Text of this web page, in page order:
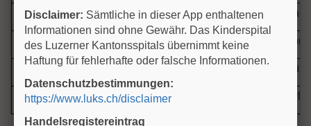
Hormonell GH
Hyperinsulinismus
Komplikationen bei DM Typ I
Intoxikation/ Metabolismus
Disclaimer: Sämtliche in dieser App enthaltenen
Informationen sind ohne Gewähr. Das Kinderspital
des Luzerner Kantonsspitals übernimmt keine
Haftung für fehlerhafte oder falsche Informationen.
Datenschutzbestimmungen:
https://www.luks.ch/disclaimer
Handelsregistereintrag